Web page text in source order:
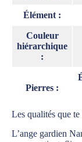
Élément :
Couleur
hiérarchique
:
Pierres :
Les qualités que
L’ange gardien